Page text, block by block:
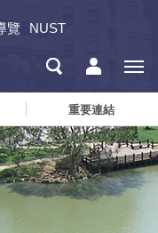
覽 NUST
重要連結